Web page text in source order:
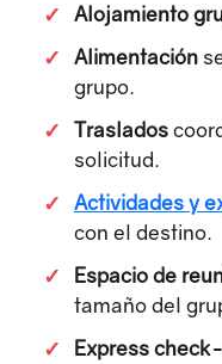
✓ Alojamiento
✓ Alimentación
grupo.
✓ Traslados
solicitud.
✓ Actividades y
con el destino.
✓ Espacio de
tamaño del
✓ Express